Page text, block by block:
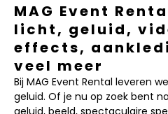
MAG Event
licht, geluid,
effects,
veel meer
Bij MAG Event Rental leveren
geluid. Of je nu op zoek bent
geluid, beeld, spectaculaire